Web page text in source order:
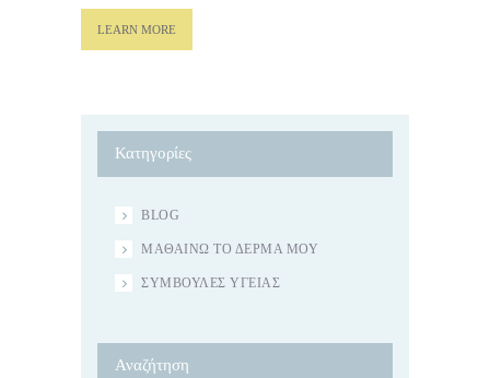
LEARN MORE
Κατηγορίες
BLOG
ΜΑΘΑΊΝΩ ΤΟ ΔΈΡΜΑ ΜΟΥ
ΣΥΜΒΟΥΛΈΣ ΥΓΕΊΑΣ
Αναζήτηση